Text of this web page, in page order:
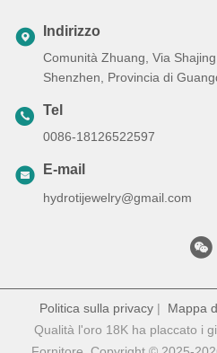
Indirizzo
Comunità Zhuang, Via
Shenzhen, Provincia di
Tel
0086-18126522597
E-mail
hydrotijewelry@gmail.com
Politica sulla privacy | Mappa
Qualità l'oro 18K ha placcato i